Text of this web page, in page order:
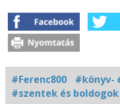
#Ferenc800
#könyv-
#szentek és boldogok